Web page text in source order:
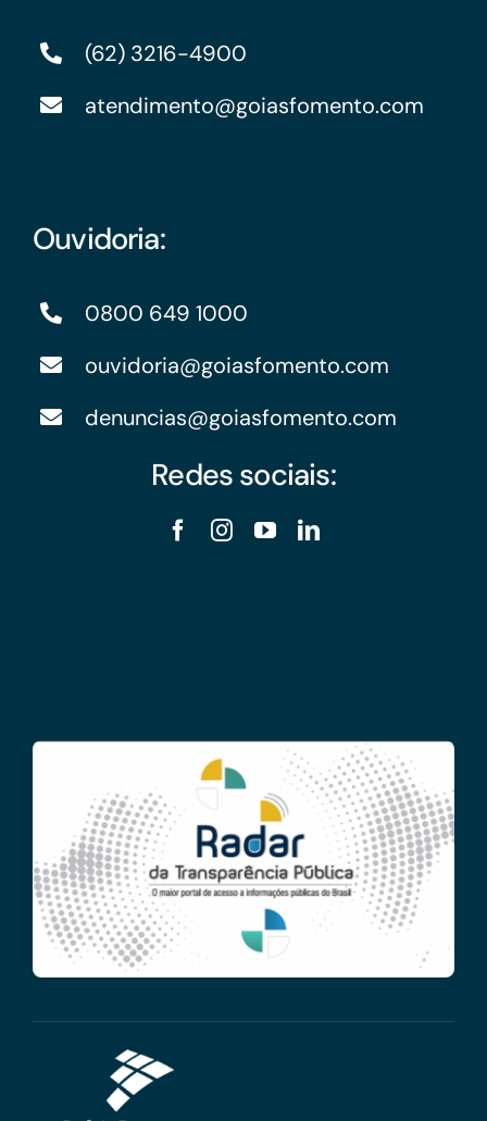
(62) 3216-4900
atendimento@goiasfomento.com
Ouvidoria:
0800 649 1000
ouvidoria@goiasfomento.com
denuncias@goiasfomento.com
Redes sociais: